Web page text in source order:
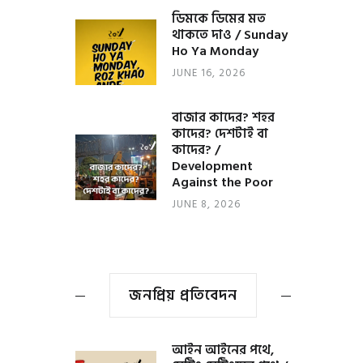
ডিমকে ডিমের মত
থাকতে দাও / Sunday
Ho Ya Monday
JUNE 16, 2026
বাজার কাদের? শহর
কাদের? দেশটাই বা
কাদের? /
Development
Against the Poor
JUNE 8, 2026
জনপ্রিয় প্রতিবেদন
আইন আইনের পথে,